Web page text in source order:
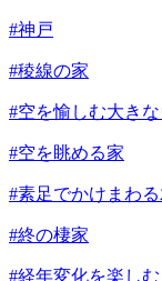
#神戸
#稜線の家
#空を愉しむ大き
#空を眺める家
#素足でかけまわ
#終の棲家
#経年変化を楽し